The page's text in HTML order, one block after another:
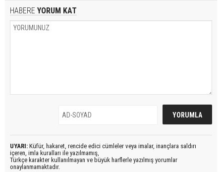
HABERE YORUM KAT
UYARI: Küfür, hakaret, rencide edici cümleler veya imalar, inançlara saldırı
içeren, imla kuralları ile yazılmamış,
Türkçe karakter kullanılmayan ve büyük harflerle yazılmış yorumlar
onaylanmamaktadır.